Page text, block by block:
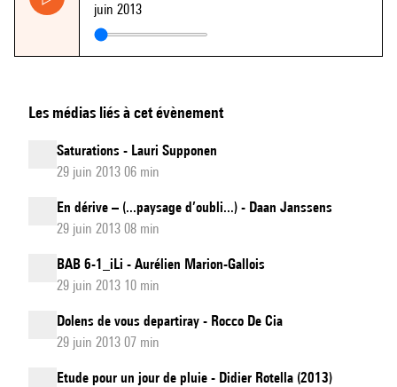
juin 2013
Les médias liés à cet évènement
Saturations - Lauri Supponen
29 juin 2013 06 min
En dérive – (...paysage d’oubli...) - Daan Janssens
29 juin 2013 08 min
BAB 6-1_iLi - Aurélien Marion-Gallois
29 juin 2013 10 min
Dolens de vous departiray - Rocco De Cia
29 juin 2013 07 min
Etude pour un jour de pluie - Didier Rotella (2013)